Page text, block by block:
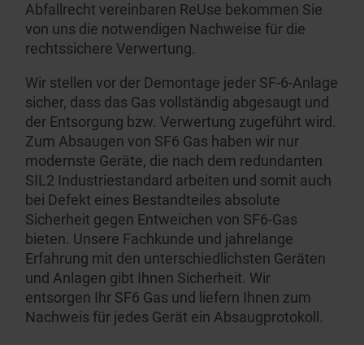
Abfallrecht vereinbaren ReUse bekommen Sie
von uns die notwendigen Nachweise für die
rechts­sichere Verwertung.
Wir stellen vor der Demontage jeder SF-6-Anlage
sicher, dass das Gas vollständig abgesaugt und
der Entsorgung bzw. Verwertung zugeführt wird.
Zum Absaugen von SF6 Gas haben wir nur
modernste Geräte, die nach dem redundanten
SIL2 Industrie­standard arbeiten und somit auch
bei Defekt eines Bestand­teiles absolute
Sicherheit gegen Entweichen von SF6-Gas
bieten. Unsere Fachkunde und jahrelange
Erfahrung mit den unterschied­lichsten Geräten
und Anlagen gibt Ihnen Sicherheit. Wir
entsorgen Ihr SF6 Gas und liefern Ihnen zum
Nachweis für jedes Gerät ein Absaug­pro­tokoll.